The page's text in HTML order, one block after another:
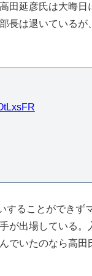
田延彦氏は大晦日
長は退いているが
ることができず
が出場している。
でいたのなら高田